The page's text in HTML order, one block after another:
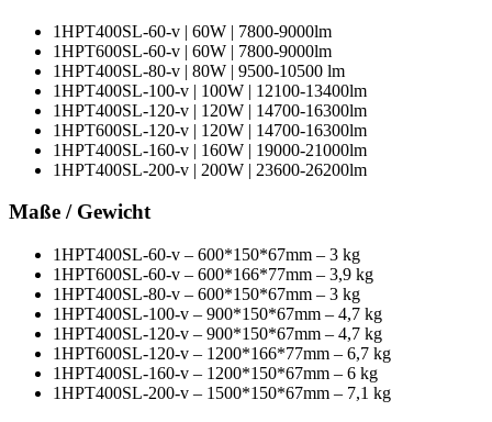
1HPT400SL-60-v | 60W | 7800-9000lm
1HPT600SL-60-v | 60W | 7800-9000lm
1HPT400SL-80-v | 80W | 9500-10500 lm
1HPT400SL-100-v | 100W | 12100-13400lm
1HPT400SL-120-v | 120W | 14700-16300lm
1HPT600SL-120-v | 120W | 14700-16300lm
1HPT400SL-160-v | 160W | 19000-21000lm
1HPT400SL-200-v | 200W | 23600-26200lm
Maße / Gewicht
1HPT400SL-60-v – 600*150*67mm – 3 kg
1HPT600SL-60-v – 600*166*77mm – 3,9 kg
1HPT400SL-80-v – 600*150*67mm – 3 kg
1HPT400SL-100-v – 900*150*67mm – 4,7 kg
1HPT400SL-120-v – 900*150*67mm – 4,7 kg
1HPT600SL-120-v – 1200*166*77mm – 6,7 kg
1HPT400SL-160-v – 1200*150*67mm – 6 kg
1HPT400SL-200-v – 1500*150*67mm – 7,1 kg